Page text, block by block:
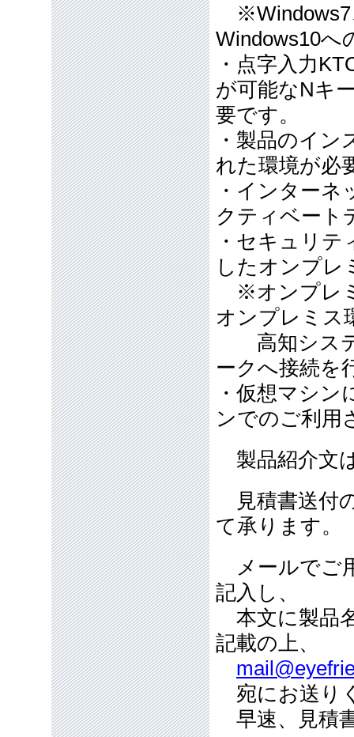
※Windows7
Windows10へ
・点字入力
が可能なNキ
要です。
・製品のイ
れた環境が必
・インター
クティベート
・セキュリ
したオンプレ
※オンプレ
オンプレミス
高知システ
ークへ接続を
・仮想マシ
ンでのご利用
製品紹介文
見積書送付
て承ります。
メールでご
記入し、
本文に製品
記載の上、
宛にお送り
早速、見積